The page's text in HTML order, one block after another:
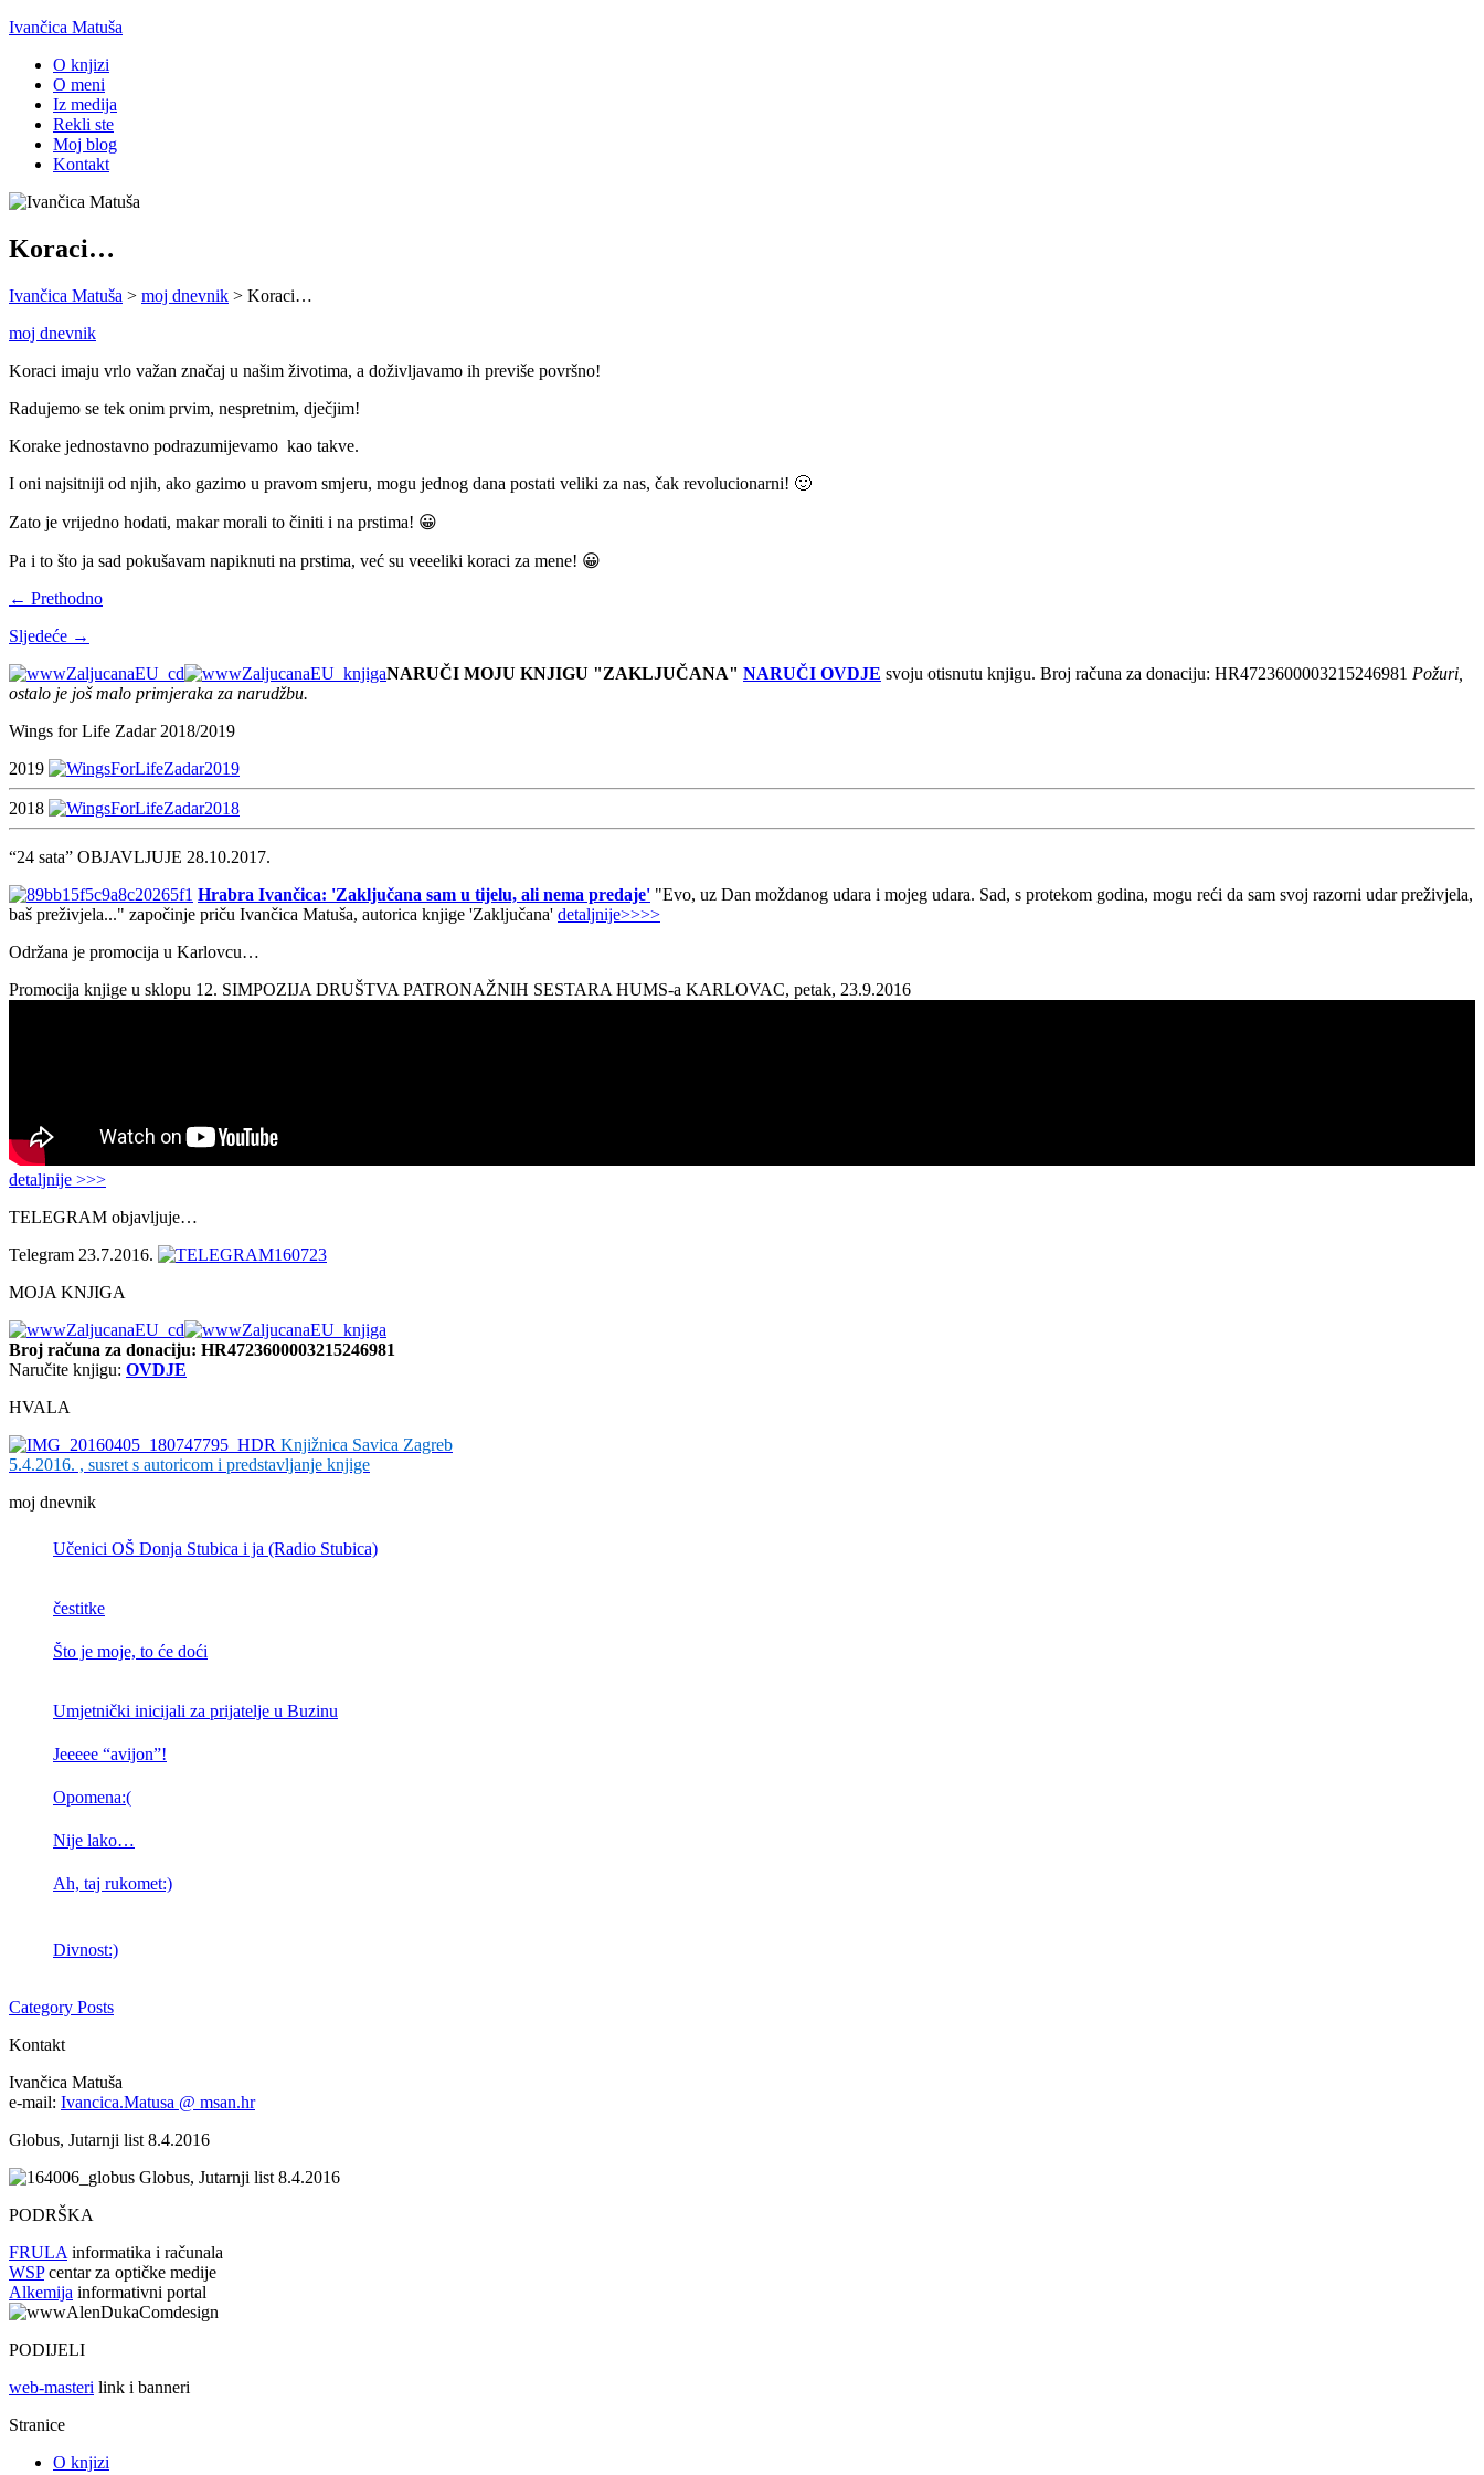
Ivančica Matuša
O knjizi
O meni
Iz medija
Rekli ste
Moj blog
Kontakt
Koraci…
Ivančica Matuša > moj dnevnik > Koraci…
moj dnevnik
Koraci imaju vrlo važan značaj u našim životima, a doživljavamo ih previše površno!
Radujemo se tek onim prvim, nespretnim, dječjim!
Korake jednostavno podrazumijevamo kao takve.
I oni najsitniji od njih, ako gazimo u pravom smjeru, mogu jednog dana postati veliki za nas, čak revolucionarni! 🙂
Zato je vrijedno hodati, makar morali to činiti i na prstima! 😀
Pa i to što ja sad pokušavam napiknuti na prstima, već su veeeliki koraci za mene! 😀
← Prethodno
Sljedeće →
NARUČI MOJU KNJIGU "ZAKLJUČANA" NARUČI OVDJE svoju otisnutu knjigu. Broj računa za donaciju: HR4723600003215246981 Požuri,
ostalo je još malo primjeraka za narudžbu.
Wings for Life Zadar 2018/2019
2019
2018
“24 sata” OBJAVLJUJE 28.10.2017.
Hrabra Ivančica: 'Zaključana sam u tijelu, ali nema predaje' "Evo, uz Dan moždanog udara i mojeg udara. Sad, s protekom godina, mogu reći da sam svoj razorni udar preživjela,
baš preživjela..." započinje priču Ivančica Matuša, autorica knjige 'Zaključana' detaljnije>>>>
Održana je promocija u Karlovcu…
Promocija knjige u sklopu 12. SIMPOZIJA DRUŠTVA PATRONAŽNIH SESTARA HUMS-a KARLOVAC, petak, 23.9.2016
detaljnije >>>
TELEGRAM objavljuje…
Telegram 23.7.2016.
MOJA KNJIGA
Broj računa za donaciju: HR4723600003215246981
Naručite knjigu: OVDJE
HVALA
Knjižnica Savica Zagreb
5.4.2016. , susret s autoricom i predstavljanje knjige
moj dnevnik
Učenici OŠ Donja Stubica i ja (Radio Stubica)
čestitke
Što je moje, to će doći
Umjetnički inicijali za prijatelje u Buzinu
Jeeeee “avijon”!
Opomena:(
Nije lako…
Ah, taj rukomet:)
Divnost:)
Category Posts
Kontakt
Ivančica Matuša
e-mail: Ivancica.Matusa @ msan.hr
Globus, Jutarnji list 8.4.2016
Globus, Jutarnji list 8.4.2016
PODRŠKA
FRULA informatika i računala
WSPcentar za optičke medije
Alkemija informativni portal
PODIJELI
web-masteri link i banneri
Stranice
O knjizi